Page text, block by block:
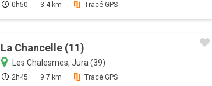
0h50 3.4 km Tracé GPS
La Chancelle (11)
Les Chalesmes, Jura (39)
2h45 9.7 km Tracé GPS